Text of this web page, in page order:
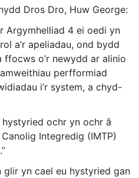
Dros Dro, Huw George:
Argymhelliad 4 ei oedi yn
a’r apeliadau, ond bydd
o’r newydd ar alinio
perfformiad
i’r system, a chyd-
ochr yn ochr â
Integredig (IMTP)
glir yn cael eu hystyried gan